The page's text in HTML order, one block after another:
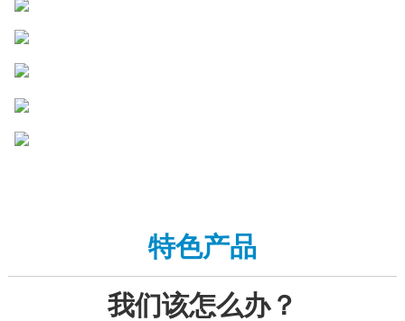
特色产品
我们该怎么办？